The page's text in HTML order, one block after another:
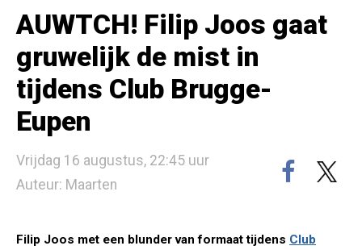
AUWTCH! Filip Joos gaat
gruwelijk de mist in
tijdens Club Brugge-
Eupen
Vrijdag 16 augustus, 22:45 uur
Auteur: Maarten
Filip Joos met een blunder van formaat tijdens Club